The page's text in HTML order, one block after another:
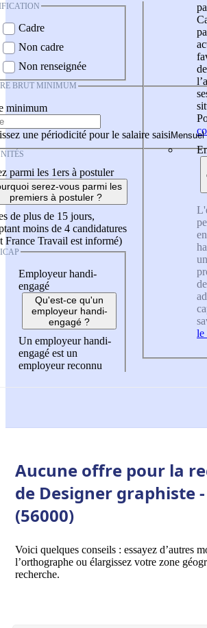
Cadre
Non cadre
Non renseignée
BRUT MINIMUM
minimum
une périodicité pour le salaire saisi
parmi les 1ers à postuler
serez-vous parmi les
premiers à postuler ?
de plus de 15 jours,
moins de 4 candidatures
France Travail est informé)
Employeur handi-
engagé
Qu'est-ce qu'un
employeur handi-
engagé ?
Un employeur handi-
engagé est un
employeur reconnu
le
Aucune offre pour la
de Designer graphiste
(56000)
Voici quelques conseils : essayez d’autres
l’orthographe ou élargissez votre zone
recherche.